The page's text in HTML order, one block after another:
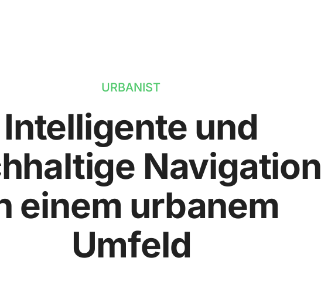
URBANIST
Intelligente und
Navigation
einem urbanem
Umfeld